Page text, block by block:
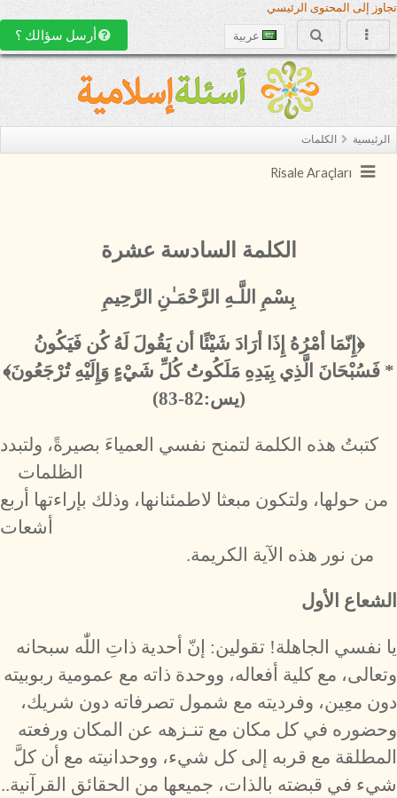
تجاوز إلى المحتوى الرئيسي
عربية أرسل سؤالك ؟
الرئيسية الكلمات
Risale Araçları
الكلمة السادسة عشرة
بِسْمِ اللَّـهِ الرَّحْمَـٰنِ الرَّحِيمِ
﴿إِنّمَا أمْرُهُ إِذَا أرَادَ شَيْئًا أن يَقُولَ لَهُ كُن فَيَكُونُ
* فَسُبْحَانَ الَّذِي بِيَدِهِ مَلَكُوتُ كُلِّ شَيْءٍ وَإِلَيْهِ تُرْجَعُونَ﴾
(يس:82-83)
كتبتُ هذه الكلمة لتمنح نفسي العمياءَ بصيرةً، ولتبدد
الظلمات
من حولها، ولتكون مبعثا لاطمئنانها، وذلك بإراءتها أربع
أشعات
من نور هذه الآية الكريمة.
الشعاع الأول
يا نفسي الجاهلة! تقولين: إنّ أحدية ذاتِ اللّٰه سبحانه
وتعالى، مع كلية أفعاله، ووحدة ذاته مع عمومية ربوبيته
دون معِين، وفرديته مع شمول تصرفاته دون شريك،
وحضوره في كل مكان مع تنـزهه عن المكان ورفعته
المطلقة مع قربه إلى كل شيء، ووحدانيته مع أن كلَّ
شيء في قبضته بالذات، جميعها من الحقائق القرآنية..